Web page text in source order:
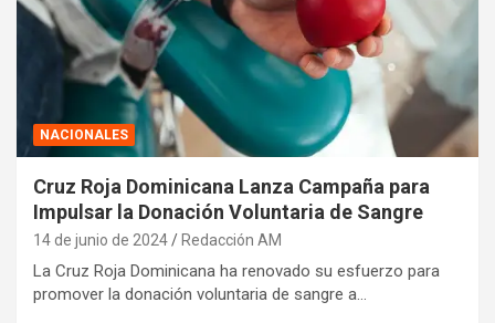
NACIONALES
Cruz Roja Dominicana Lanza Campaña para
Impulsar la Donación Voluntaria de Sangre
14 de junio de 2024 Redacción AM
La Cruz Roja Dominicana ha renovado su esfuerzo para
promover la donación voluntaria de sangre a…